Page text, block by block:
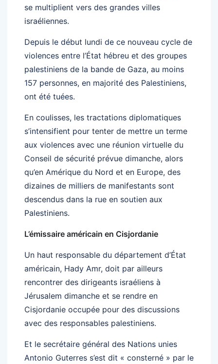
se multiplient vers des grandes villes
israéliennes.
Depuis le début lundi de ce nouveau cycle de
violences entre l’État hébreu et des groupes
palestiniens de la bande de Gaza, au moins
157 personnes, en majorité des Palestiniens,
ont été tuées.
En coulisses, les tractations diplomatiques
s’intensifient pour tenter de mettre un terme
aux violences avec une réunion virtuelle du
Conseil de sécurité prévue dimanche, alors
qu’en Amérique du Nord et en Europe, des
dizaines de milliers de manifestants sont
descendus dans la rue en soutien aux
Palestiniens.
L’émissaire américain en Cisjordanie
Un haut responsable du département d’État
américain, Hady Amr, doit par ailleurs
rencontrer des dirigeants israéliens à
Jérusalem dimanche et se rendre en
Cisjordanie occupée pour des discussions
avec des responsables palestiniens.
Et le secrétaire général des Nations unies
Antonio Guterres s’est dit « consterné » par le